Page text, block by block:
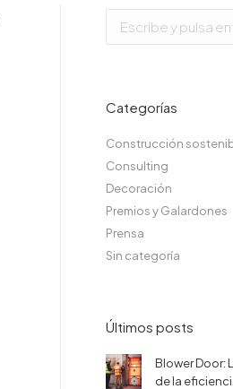
Categorías
Construcción
Consulting
Decoración
Premios y Galardones
Prensa
Sin categoría
Últimos posts
Blower Door:
de la